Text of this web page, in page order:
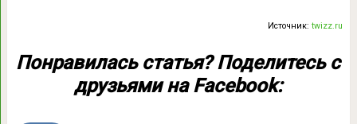
Источник:twizz.ru
Понравилась статья? Поделитесь с
друзьями на Facebook: